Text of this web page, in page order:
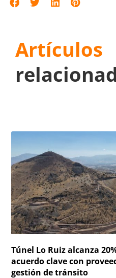
Artículos
Túnel Lo Ruiz alcanza
acuerdo clave con
gestión de tránsito